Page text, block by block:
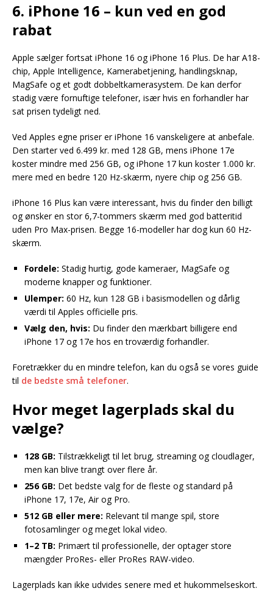
6. iPhone 16 – kun ved en god
rabat
Apple sælger fortsat iPhone 16 og iPhone 16 Plus. De har A18-
chip, Apple Intelligence, Kamerabetjening, handlingsknap,
MagSafe og et godt dobbeltkamerasystem. De kan derfor
stadig være fornuftige telefoner, især hvis en forhandler har
sat prisen tydeligt ned.
Ved Apples egne priser er iPhone 16 vanskeligere at anbefale.
Den starter ved 6.499 kr. med 128 GB, mens iPhone 17e
koster mindre med 256 GB, og iPhone 17 kun koster 1.000 kr.
mere med en bedre 120 Hz-skærm, nyere chip og 256 GB.
iPhone 16 Plus kan være interessant, hvis du finder den billigt
og ønsker en stor 6,7-tommers skærm med god batteritid
uden Pro Max-prisen. Begge 16-modeller har dog kun 60 Hz-
skærm.
Fordele: Stadig hurtig, gode kameraer, MagSafe og
moderne knapper og funktioner.
Ulemper: 60 Hz, kun 128 GB i basismodellen og dårlig
værdi til Apples officielle pris.
Vælg den, hvis: Du finder den mærkbart billigere end
iPhone 17 og 17e hos en troværdig forhandler.
Foretrækker du en mindre telefon, kan du også se vores guide
til de bedste små telefoner.
Hvor meget lagerplads skal du
vælge?
128 GB: Tilstrækkeligt til let brug, streaming og cloudlager,
men kan blive trangt over flere år.
256 GB: Det bedste valg for de fleste og standard på
iPhone 17, 17e, Air og Pro.
512 GB eller mere: Relevant til mange spil, store
fotosamlinger og meget lokal video.
1–2 TB: Primært til professionelle, der optager store
mængder ProRes- eller ProRes RAW-video.
Lagerplads kan ikke udvides senere med et hukommelseskort.